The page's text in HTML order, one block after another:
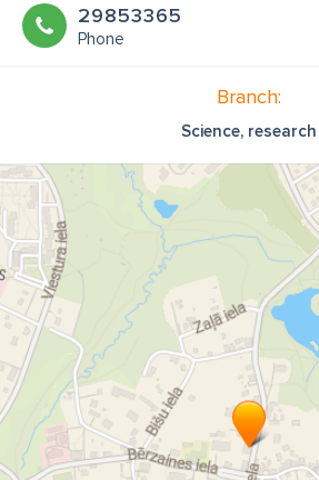
29853365
Phone
Branch:
Science, research